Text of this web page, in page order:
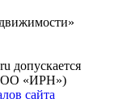
допускается
«ИРН»)
сайта